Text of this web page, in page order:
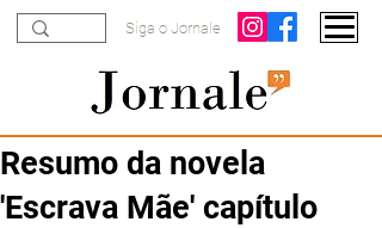
Siga o Jornale
Resumo da novela
'Escrava Mãe' capítulo